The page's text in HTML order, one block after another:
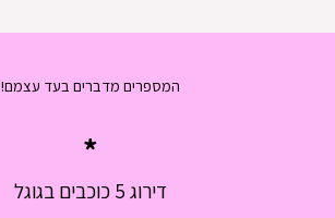
המספרים מדברים בעד עצמם!
דירוג 5 כוכבים בגוגל
*